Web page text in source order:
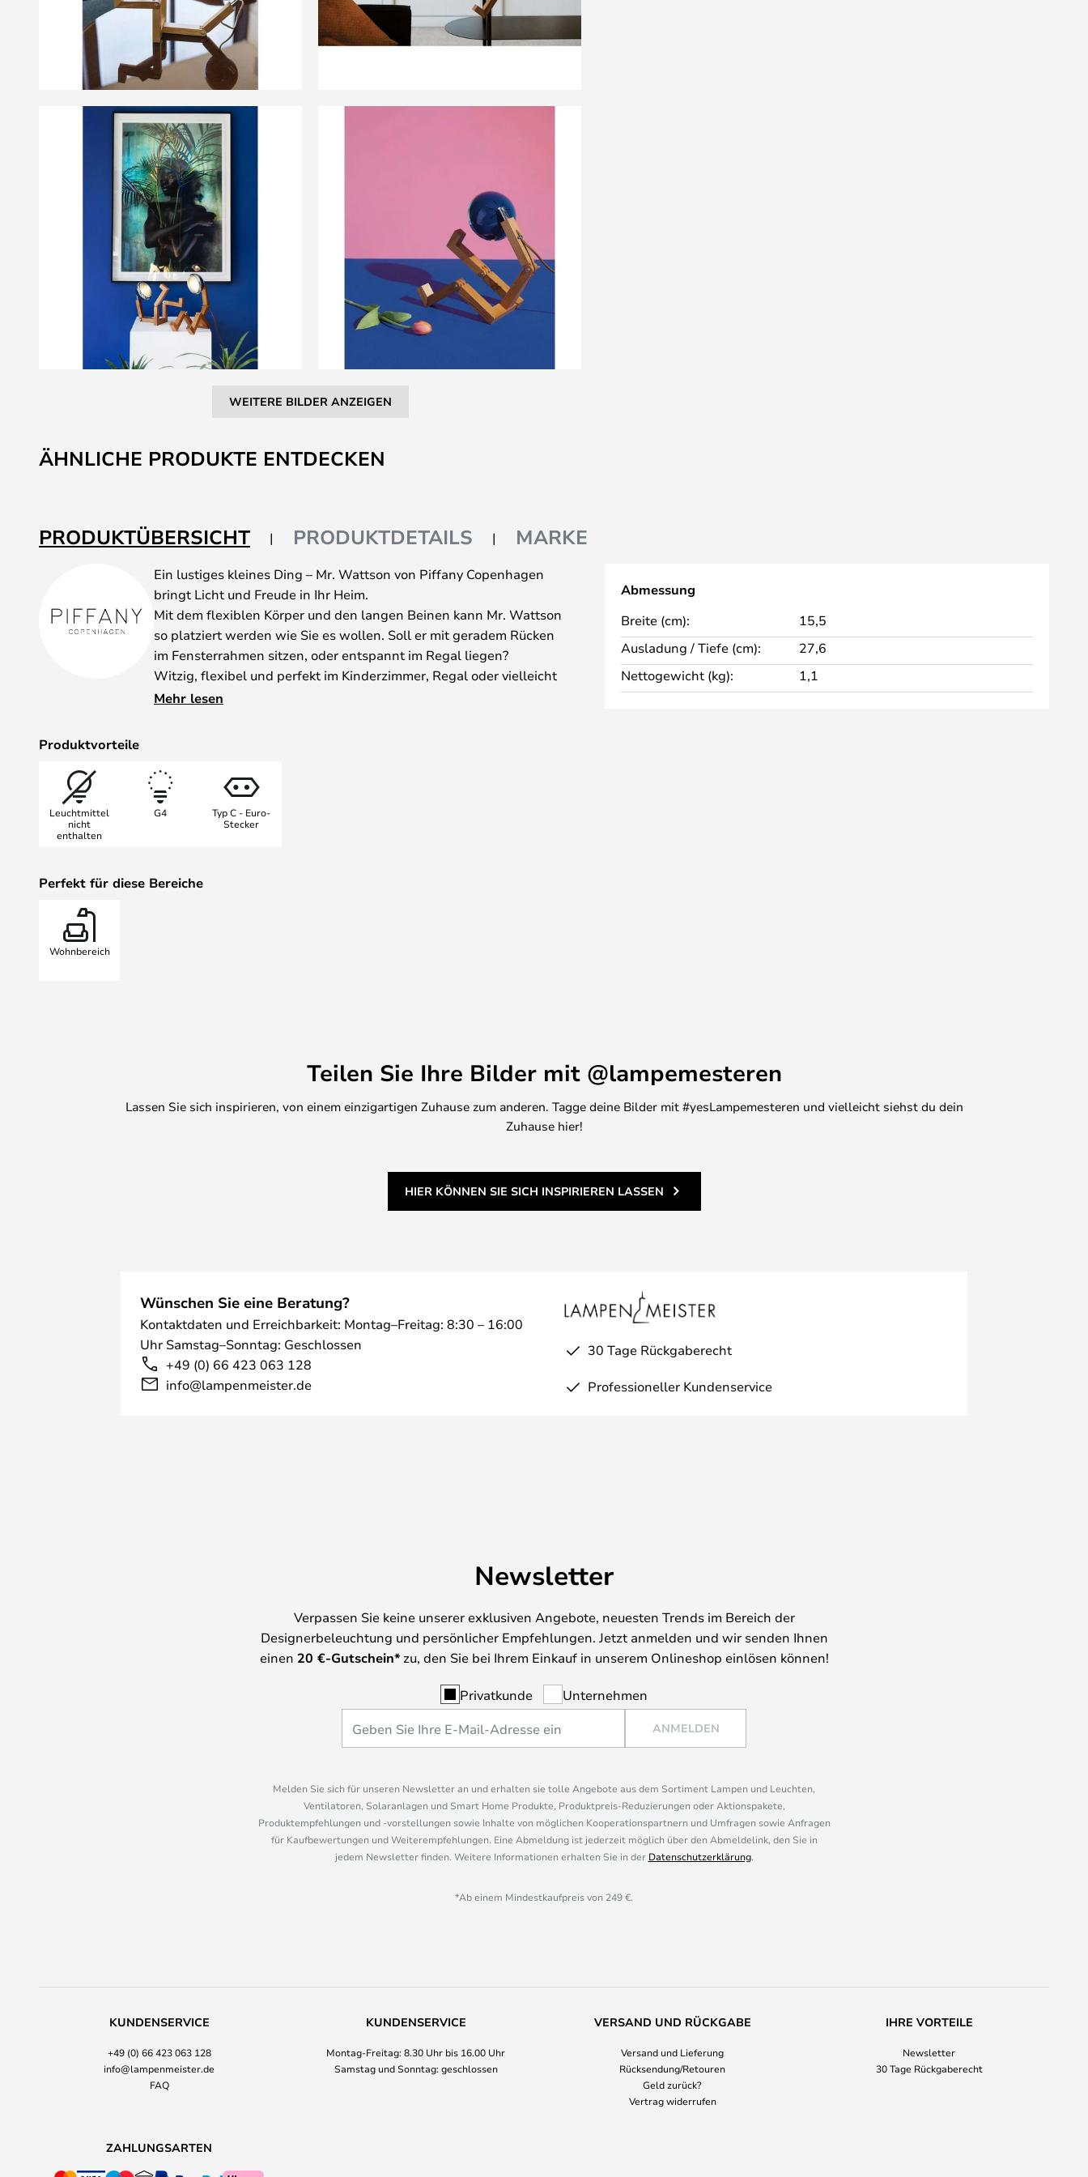
WEITERE BILDER ANZEIGEN
Anfang
der
ÄHNLICHE PRODUKTE ENTDECKEN
PRODUKTÜBERSICHT PRODUKTDETAILS MARKE
Ein lustiges kleines Ding – Mr. Wattson von Piffany Copenhagen
bringt Licht und Freude in Ihr Heim.
Mit dem flexiblen Körper und den langen Beinen kann Mr. Wattson
so platziert werden wie Sie es wollen. Soll er mit geradem Rücken
im Fensterrahmen sitzen, oder entspannt im Regal liegen?
Witzig, flexibel und perfekt im Kinderzimmer, Regal oder vielleicht
in der Küche? Wo auch immer er platziert wird, wird er jedem
Mehr lesen
Produktvorteile
Leuchtmittel
nicht
enthalten
G4
Typ C - Euro-
Stecker
Perfekt für diese Bereiche
Wohnbereich
Abmessung
Breite (cm):
15,5
Ausladung / Tiefe (cm):
27,6
Nettogewicht (kg):
1,1
Teilen Sie Ihre Bilder mit @lampemesteren
Lassen Sie sich inspirieren, von einem einzigartigen Zuhause zum anderen. Tagge deine Bilder mit #yesLampemesteren und vielleicht siehst du dein
Zuhause hier!
HIER KÖNNEN SIE SICH INSPIRIEREN LASSEN
Wünschen Sie eine Beratung?
Kontaktdaten und Erreichbarkeit: Montag–Freitag: 8:30 – 16:00
Uhr Samstag–Sonntag: Geschlossen
+49 (0) 66 423 063 128
info@lampenmeister.de
30 Tage Rückgaberecht
Professioneller Kundenservice
Newsletter
Verpassen Sie keine unserer exklusiven Angebote, neuesten Trends im Bereich der
Designerbeleuchtung und persönlicher Empfehlungen. Jetzt anmelden und wir senden Ihnen
einen 20 €-Gutschein*zu, den Sie bei Ihrem Einkauf in unserem Onlineshop einlösen können!
Privatkunde Unternehmen
ANMELDEN
Melden Sie sich für unseren Newsletter an und erhalten sie tolle Angebote aus dem Sortiment Lampen und Leuchten,
Ventilatoren, Solaranlagen und Smart Home Produkte, Produktpreis-Reduzierungen oder Aktionspakete,
Produktempfehlungen und -vorstellungen sowie Inhalte von möglichen Kooperationspartnern und Umfragen sowie Anfragen
für Kaufbewertungen und Weiterempfehlungen. Eine Abmeldung ist jederzeit möglich über den Abmeldelink, den Sie in
jedem Newsletter finden. Weitere Informationen erhalten Sie in der Datenschutzerklärung.
*Ab einem Mindestkaufpreis von 249 €.
KUNDENSERVICE
+49 (0) 66 423 063 128
info@lampenmeister.de
FAQ
KUNDENSERVICE
Montag-Freitag: 8.30 Uhr bis 16.00 Uhr
Samstag und Sonntag: geschlossen
VERSAND UND RÜCKGABE
Versand und Lieferung
Rücksendung/Retouren
Geld zurück?
Vertrag widerrufen
IHRE VORTEILE
Newsletter
30 Tage Rückgaberecht
ZAHLUNGSARTEN